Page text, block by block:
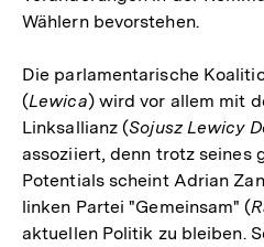
Wählern bevorstehen.
Die parlamentarische
(Lewica) wird vor allem mit
Linksallianz (Sojusz Lewicy
assoziiert, denn trotz seines
Potentials scheint Adrian
linken Partei "Gemeinsam" (
aktuellen Politik zu bleiben.